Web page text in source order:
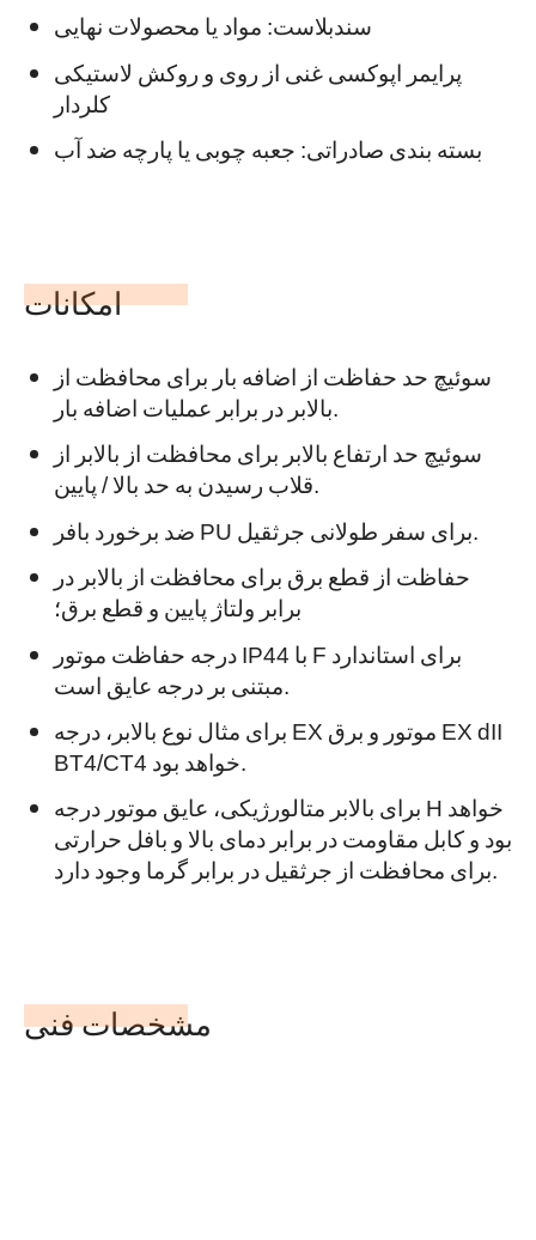
سندبلاست: مواد یا محصولات نهایی
پرایمر اپوکسی غنی از روی و روکش لاستیکی
کلردار
بسته بندی صادراتی: جعبه چوبی یا پارچه ضد آب
امکانات
سوئیچ حد حفاظت از اضافه بار برای محافظت از
سوئیچ حد ارتفاع بالابر برای محافظت از بالابر از
قلاب رسیدن به حد بالا / پایین.
حفاظت از قطع برق برای محافظت از بالابر در
برابر ولتاژ پایین و قطع برق؛
درجه حفاظت موتور IP44 با F برای استاندارد
برای مثال نوع بالابر، درجه EX موتور و برق EX dII
BT4/CT4 خواهد بود.
برای بالابر متالورژیکی، عایق موتور درجه H خواهد
بود و کابل مقاومت در برابر دمای بالا و بافل حرارتی
برای محافظت از جرثقیل در برابر گرما وجود دارد.
مشخصات فنی